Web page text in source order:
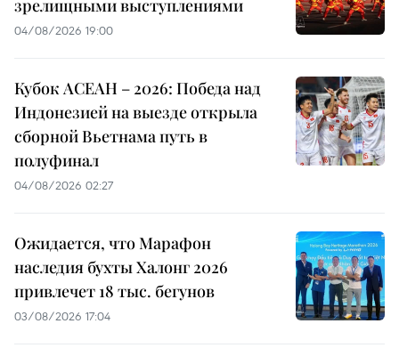
зрелищными выступлениями
04/08/2026 19:00
Кубок АСЕАН – 2026: Победа над
Индонезией на выезде открыла
сборной Вьетнама путь в
полуфинал
04/08/2026 02:27
Ожидается, что Марафон
наследия бухты Халонг 2026
привлечет 18 тыс. бегунов
03/08/2026 17:04